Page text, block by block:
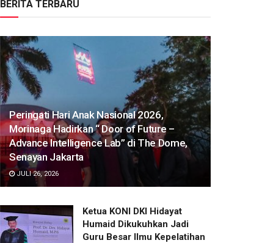
BERITA TERBARU
Peringati Hari Anak Nasional 2026,
Morinaga Hadirkan “ Door of Future –
Advance Intelligence Lab” di The Dome,
Senayan Jakarta
JULI 26, 2026
Ketua KONI DKI Hidayat
Humaid Dikukuhkan Jadi
Guru Besar Ilmu Kepelatihan